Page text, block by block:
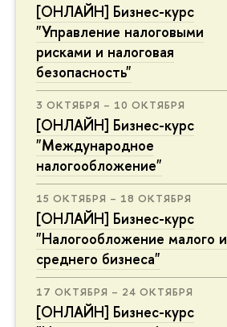
[ОНЛАЙН] Бизнес-курс
"Управление налоговыми
рисками и налоговая
безопасность"
3 ОКТЯБРЯ – 10 ОКТЯБРЯ
[ОНЛАЙН] Бизнес-курс
"Международное
налогообложение"
15 ОКТЯБРЯ – 18 ОКТЯБРЯ
[ОНЛАЙН] Бизнес-курс
"Налогообложение малого и
среднего бизнеса"
17 ОКТЯБРЯ – 24 ОКТЯБРЯ
[ОНЛАЙН] Бизнес-курс